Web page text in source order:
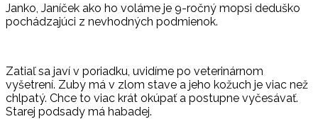
Janko, Janíček ako ho voláme je 9-ročný mopsi deduško
pochádzajúci z nevhodných podmienok.
Zatiaľ sa javí v poriadku, uvidíme po veterinárnom
vyšetrení. Zuby má v zlom stave a jeho kožuch je viac než
chlpatý. Chce to viac krát okúpať a postupne vyčesávať.
Starej podsady má habadej.